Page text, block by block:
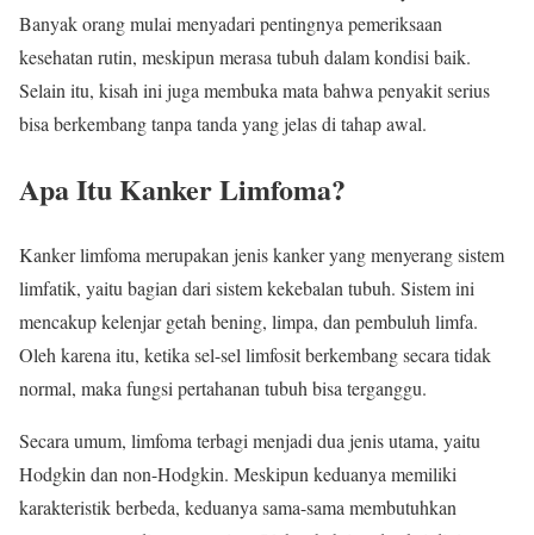
Banyak orang mulai menyadari pentingnya pemeriksaan
kesehatan rutin, meskipun merasa tubuh dalam kondisi baik.
Selain itu, kisah ini juga membuka mata bahwa penyakit serius
bisa berkembang tanpa tanda yang jelas di tahap awal.
Apa Itu Kanker Limfoma?
Kanker limfoma merupakan jenis kanker yang menyerang sistem
limfatik, yaitu bagian dari sistem kekebalan tubuh. Sistem ini
mencakup kelenjar getah bening, limpa, dan pembuluh limfa.
Oleh karena itu, ketika sel-sel limfosit berkembang secara tidak
normal, maka fungsi pertahanan tubuh bisa terganggu.
Secara umum, limfoma terbagi menjadi dua jenis utama, yaitu
Hodgkin dan non-Hodgkin. Meskipun keduanya memiliki
karakteristik berbeda, keduanya sama-sama membutuhkan